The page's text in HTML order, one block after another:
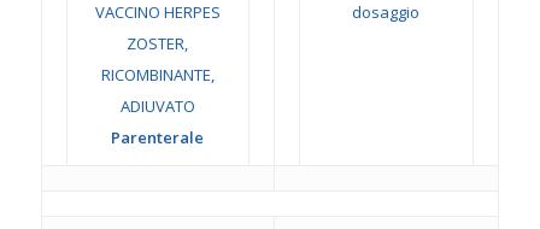
VACCINO HERPES
ZOSTER,
RICOMBINANTE,
ADIUVATO
Parenterale
dosaggio